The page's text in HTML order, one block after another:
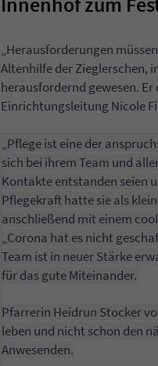
„Herausforderungen
Altenhilfe der Zieglerschen,
herausfordernd gewesen.
Einrichtungsleitung Nicole
„Pflege ist eine der
sich bei ihrem Team und
Kontakte entstanden seien
Pflegekraft hatte sie als
anschließend mit einem
„Corona hat es nicht
Team ist in neuer Stärke
für das gute Miteinander.
Pfarrerin Heidrun Stocker
leben und nicht schon den
Anwesenden.